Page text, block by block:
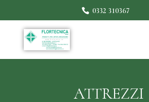
0332 310367
ATTREZZI